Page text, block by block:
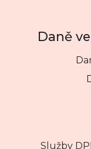
Daně
Služby